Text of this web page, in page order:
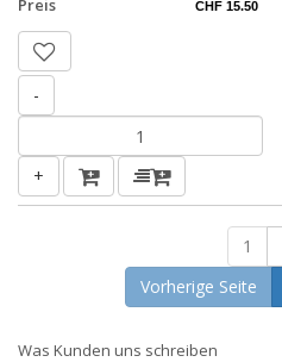
Preis
CHF 15.50
-
+
1
Vorherige Seite
Was Kunden uns schreiben